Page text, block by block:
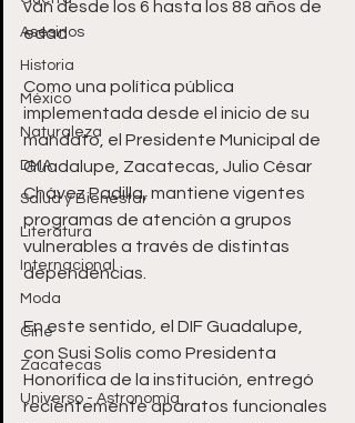
Asesinos
Historia
México
Naturaleza
DMA
Salud y Bienestar
Literatura
Internacional
Moda
Cine
Zacatecas
Universo - Astronomía
van desde los 6 hasta los 88 años de
edad
Como una política pública
implementada desde el inicio de su
mandato, el Presidente Municipal de
Guadalupe, Zacatecas, Julio César
Chávez Padilla, mantiene vigentes
programas de atención a grupos
vulnerables a través de distintas
dependencias.
En este sentido, el DIF Guadalupe,
con Susi Solís como Presidenta
Honorífica de la institución, entregó
recientemente aparatos funcionales